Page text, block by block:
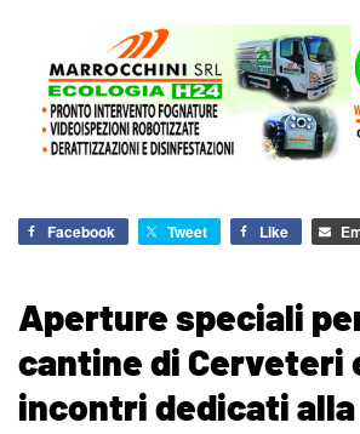
Facebook Tweet Like
Aperture speciali
cantine di Cerveteri
incontri dedicati alla